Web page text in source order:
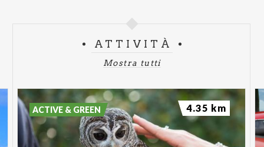
ATTIVITÀ
Mostra tutti
ACTIVE & GREEN 4.35 km